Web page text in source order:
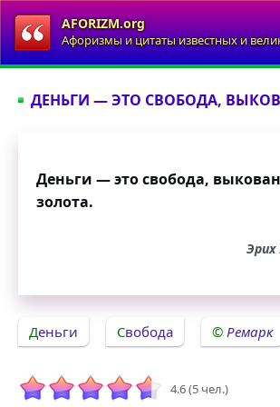
AFORIZM.org
Афоризмы и цитаты известных и
ДЕНЬГИ — ЭТО СВОБОДА,
Деньги — это свобода,
золота.
Деньги Свобода Ремарк
4.6 (5 чел.)